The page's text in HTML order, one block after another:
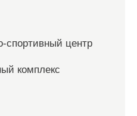
спортивный центр
комплекс